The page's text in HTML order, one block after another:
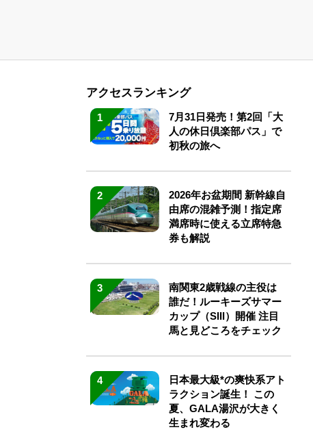
アクセスランキング
1
7月31日発売！第2回「大
人の休日倶楽部パス」で
初秋の旅へ
2
2026年お盆期間 新幹線自
由席の混雑予測！指定席
満席時に使える立席特急
券も解説
3
南関東2歳戦線の主役は
誰だ！ルーキーズサマー
カップ（SIII）開催 注目
馬と見どころをチェック
4
日本最大級*の爽快系アト
ラクション誕生！ この
夏、GALA湯沢が大きく
生まれ変わる